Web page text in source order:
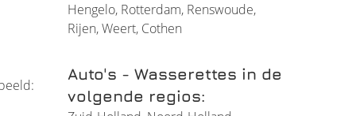
Hengelo, Rotterdam, Renswoude,
Rijen,Weert, Cothen
Auto's - Wasserettes in de
volgende regios: